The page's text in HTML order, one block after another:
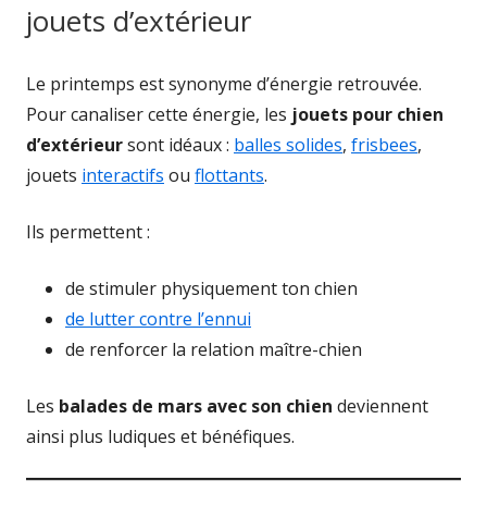
jouets d’extérieur
Le printemps est synonyme d’énergie retrouvée.
Pour canaliser cette énergie, les jouets pour chien
d’extérieursont idéaux : balles solides, frisbees,
jouets interactifs ou flottants.
Ils permettent :
de stimuler physiquement ton chien
de lutter contre l’ennui
de renforcer la relation maître-chien
Les balades de mars avec son chien deviennent
ainsi plus ludiques et bénéfiques.